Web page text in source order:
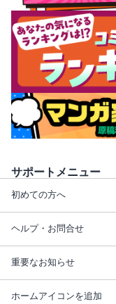
サポートメニュー
初めての方へ
ヘルプ・お問合せ
重要なお知らせ
ホームアイコンを追加